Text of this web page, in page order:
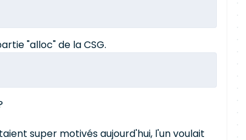
"alloc" de la CSG.
super motivés aujourd'hui, l'un voulait